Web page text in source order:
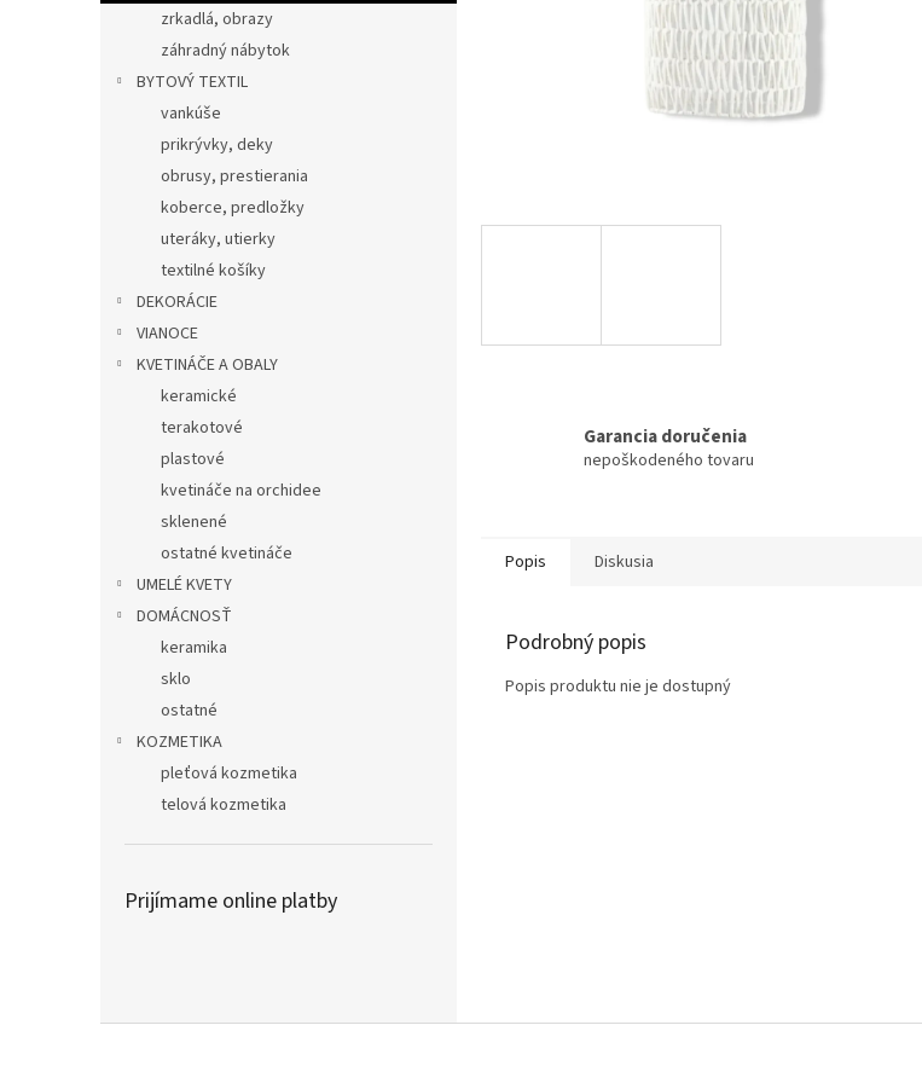
zrkadlá, obrazy
záhradný nábytok
BYTOVÝ TEXTIL
vankúše
prikrývky, deky
obrusy, prestierania
koberce, predložky
uteráky, utierky
textilné košíky
DEKORÁCIE
VIANOCE
KVETINÁČE A OBALY
keramické
terakotové
plastové
kvetináče na orchidee
sklenené
ostatné kvetináče
UMELÉ KVETY
DOMÁCNOSŤ
keramika
sklo
ostatné
KOZMETIKA
pleťová kozmetika
telová kozmetika
Prijímame online platby
Garancia doručenia
nepoškodeného tovaru
Popis Diskusia
Podrobný popis
Popis produktu nie je dostupný